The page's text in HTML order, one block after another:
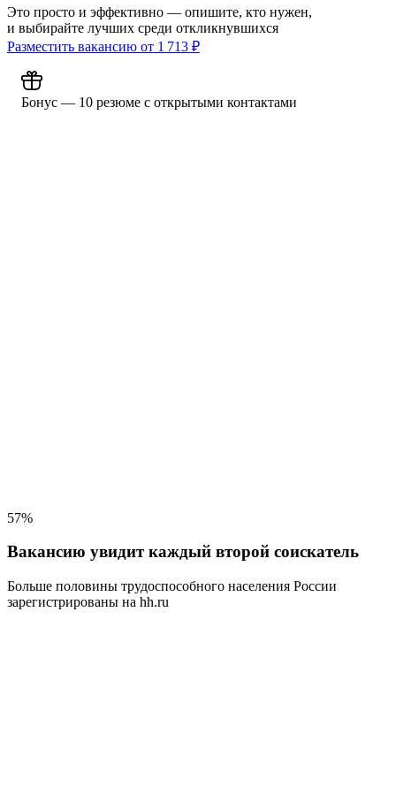
Это просто и эффективно — опишите, кто нужен,
и выбирайте лучших среди откликнувшихся
Разместить вакансию от 1 713 ₽
Бонус — 10 резюме с открытыми контактами
57%
Вакансию увидит каждый второй соискатель
Больше половины трудоспособного населения России
зарегистрированы на hh.ru